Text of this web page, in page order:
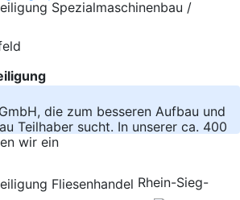
die zum besseren Aufbau und
Teilhaber sucht. In unserer ca. 400
wir ein
Rhein-Sieg-